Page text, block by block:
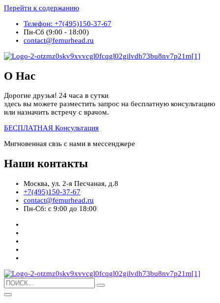
Перейти к содержанию
Телефон: +7(495)150-37-67
Пн-Сб (9:00 - 18:00)
contact@femurhead.ru
О Нас
Дорогие друзья! 24 часа в сутки
здесь вы можете разместить запрос на бесплатную консультацию
или назначить встречу с врачом.
БЕСПЛАТНАЯ Консультация
Мнгновенная свзь с нами в мессенджере
Наши контакты
Москва, ул. 2-я Песчаная, д.8
+7(495)150-37-67
contact@femurhead.ru
Пн-Сб: с 9:00 до 18:00